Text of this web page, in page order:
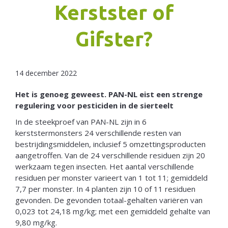
Kerstster of
Gifster?
14 december 2022
Het is genoeg geweest. PAN-NL eist een strenge
regulering voor pesticiden in de sierteelt
In de steekproef van PAN-NL zijn in 6
kerststermonsters 24 verschillende resten van
bestrijdingsmiddelen, inclusief 5 omzettingsproducten
aangetroffen. Van de 24 verschillende residuen zijn 20
werkzaam tegen insecten. Het aantal verschillende
residuen per monster varieert van 1 tot 11; gemiddeld
7,7 per monster. In 4 planten zijn 10 of 11 residuen
gevonden. De gevonden totaal-gehalten variëren van
0,023 tot 24,18 mg/kg; met een gemiddeld gehalte van
9,80 mg/kg.